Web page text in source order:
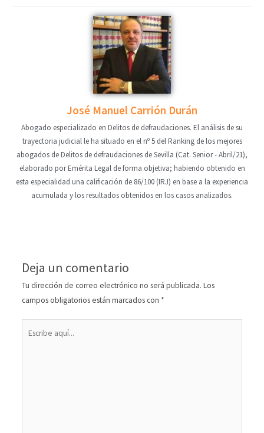
José Manuel Carrión Durán
Abogado especializado en Delitos de defraudaciones. El análisis de su
trayectoria judicial le ha situado en el nº 5 del Ranking de los mejores
abogados de Delitos de defraudaciones de Sevilla (Cat. Senior - Abril/21),
elaborado por Emérita Legal de forma objetiva; habiendo obtenido en
esta especialidad una calificación de 86/100 (IRJ) en base a la experiencia
acumulada y los resultados obtenidos en los casos analizados.
Deja un comentario
Tu dirección de correo electrónico no será publicada. Los
campos obligatorios están marcados con *